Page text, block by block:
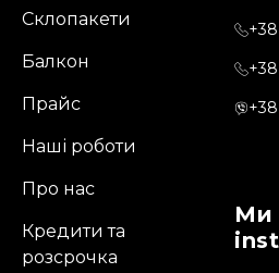
Склопакети
Балкон
Прайс
Наші роботи
Про нас
Кредити та
розсрочка
Ми